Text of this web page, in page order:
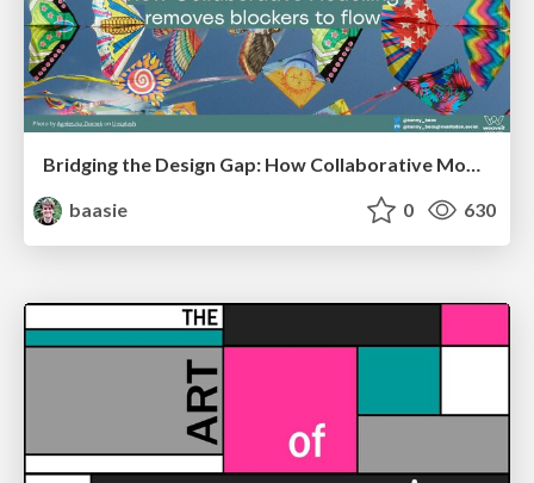
Bridging the Design Gap: How Collaborative Modelling removes blockers to flow between stakeholders and teams @FastFlow conf
baasie
0 630